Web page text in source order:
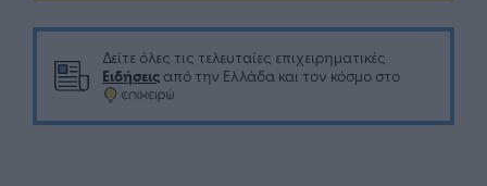
Δείτε όλες τις τελευταίες επιχειρηματικές
Ειδήσεις από την Ελλάδα και τον κόσμο στο